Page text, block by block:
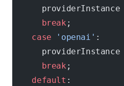
      providerInstance
      break
;
    case
'openai' :
      providerInstance
      break
;
    default
: